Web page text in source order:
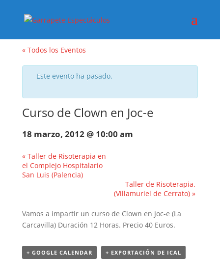
« Todos los Eventos
Este evento ha pasado.
Curso de Clown en Joc-e
18 marzo, 2012 @ 10:00 am
«Taller de Risoterapia en
el Complejo Hospitalario
San Luis (Palencia)
Taller de Risoterapia.
(Villamuriel de Cerrato)»
Vamos a impartir un curso de Clown en Joc-e (La
Carcavilla) Duración 12 Horas. Precio 40 Euros.
+ GOOGLE CALENDAR + EXPORTACIÓN DE ICAL